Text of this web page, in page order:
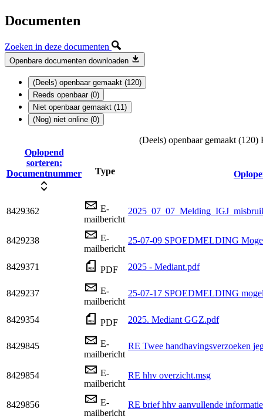
Documenten
Zoeken in deze documenten
Openbare documenten downloaden
(Deels) openbaar gemaakt (120)
Reeds openbaar (0)
Niet openbaar gemaakt (11)
(Nog) niet online (0)
(Deels) openbaar gemaakt (120)
Oplopend
sorteren:
Documentnummer
Type
8429362
E-
mailbericht
8429238
E-
mailbericht
25-07-09 SPOEDMELDING
8429371 PDF 2025 - Mediant.pdf
8429237
E-
mailbericht
25-07-17 SPOEDMELDING
8429354 PDF 2025. Mediant GGZ.pdf
8429845
E-
mailbericht
RE Twee handhavingsverzoeken
8429854
E-
mailbericht
RE hhv overzicht.msg
8429856
E-
mailbericht
RE brief hhv aanvullende